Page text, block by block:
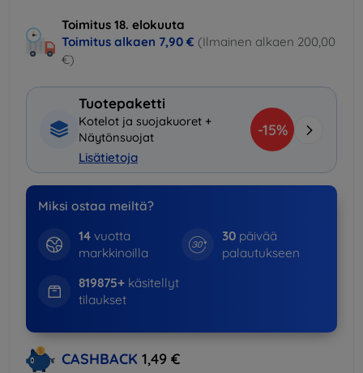
Toimitus 18. elokuuta
Toimitus alkaen 7,90 € (Ilmainen alkaen 200,00
€)
Tuotepaketti
Kotelot ja suojakuoret +
Näytönsuojat
Lisätietoja
-15%
Miksi ostaa meiltä?
14vuotta
markkinoilla
30 päivää
palautukseen
819875+käsitellyt
tilaukset
CASHBACK 1,49 €